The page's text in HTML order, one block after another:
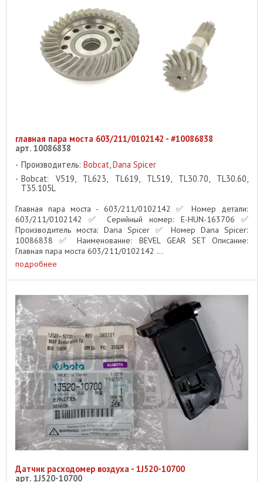
главная пара моста 603/211/0102142 - #10086838
арт. 10086838
Производитель: Bobcat Dana Spicer
Bobcat: V519, TL623, TL619, TL519, TL30.70, TL30.60,
T35.105L
Главная пара моста - 603/211/0102142 ✅ Номер детали:
603/211/0102142 ✅ Серийный номер: E-HUN-163706 ✅
Производитель моста: Dana Spicer ✅ Номер Dana Spicer:
10086838 ✅ Наименование: BEVEL GEAR SET Описание:
Главная пара моста 603/211/0102142 ...
подробнее
Датчик расходомер воздуха - 1J520-10700
арт. 1J520-10700